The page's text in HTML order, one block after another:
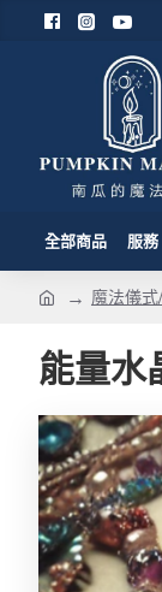
全部商品 服務
魔法儀
能量水